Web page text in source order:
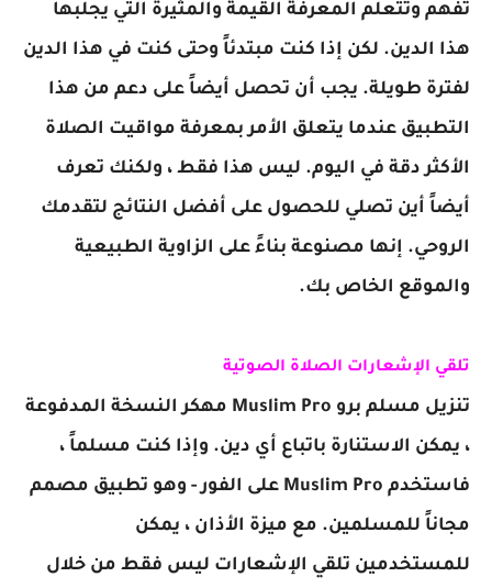
تفهم وتتعلم المعرفة القيمة والمثيرة التي يجلبها
هذا الدين. لكن إذا كنت مبتدئاً وحتى كنت في هذا الدين
لفترة طويلة. يجب أن تحصل أيضاً على دعم من هذا
التطبيق عندما يتعلق الأمر بمعرفة مواقيت الصلاة
الأكثر دقة في اليوم. ليس هذا فقط ، ولكنك تعرف
أيضاً أين تصلي للحصول على أفضل النتائج لتقدمك
الروحي. إنها مصنوعة بناءً على الزاوية الطبيعية
والموقع الخاص بك.
تلقي الإشعارات الصلاة الصوتية
تنزيل مسلم برو Muslim Pro مهكر النسخة المدفوعة
، يمكن الاستنارة باتباع أي دين. وإذا كنت مسلماً ،
فاستخدم Muslim Pro على الفور - وهو تطبيق مصمم
مجاناً للمسلمين. مع ميزة الأذان ، يمكن
للمستخدمين تلقي الإشعارات ليس فقط من خلال